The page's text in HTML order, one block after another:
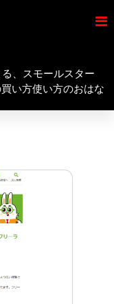
、スモールスター
い方使い方のおはな